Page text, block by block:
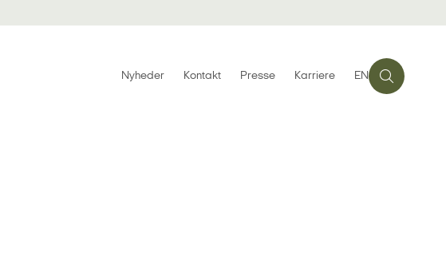
Nyheder Kontakt Presse Karriere EN